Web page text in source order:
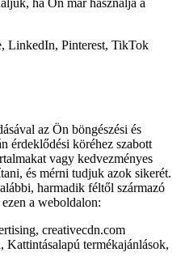
ha Ön már használja a
LinkedIn, Pinterest, TikTok
az Ön böngészési és
érdeklődési köréhez szabott
vagy kedvezményes
és mérni tudjuk azok sikerét.
harmadik féltől származó
a weboldalon:
creativecdn.com
termékajánlások,